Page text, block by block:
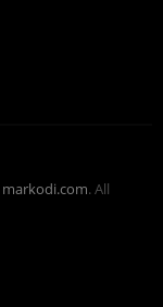
markodi.com. All